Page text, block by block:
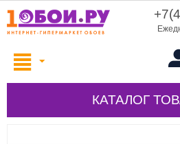
КАТАЛОГ